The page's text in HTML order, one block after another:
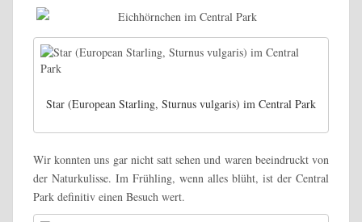
Star (European Starling, Sturnus vulgaris) im Central Park
Wir konnten uns gar nicht satt sehen und waren beeindruckt von
der Naturkulisse. Im Frühling, wenn alles blüht, ist der Central
Park definitiv einen Besuch wert.